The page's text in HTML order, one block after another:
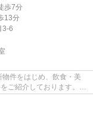
歩7分
13分
3-6
件をはじめ、飲食・美
ご紹介しております。